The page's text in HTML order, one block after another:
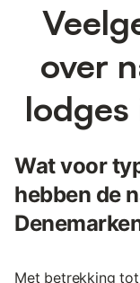
over
lodges
Wat voor
hebben de
Met betrekking